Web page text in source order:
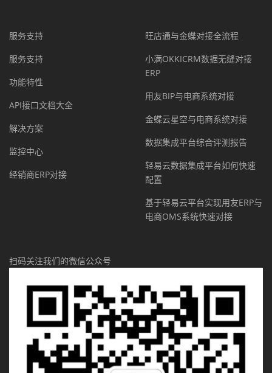
服务支持
服务支持
功能特性
API接口文档大全
解决方案
监控中心
经销商ERP对接
旺店通与金蝶对接全流程
小满OKKICRM数据无缝对接
ERP
用友BIP与电商系统对接
金蝶云星空与电商系统对接
数据集成平台综合评测报告
轻易云数据集成平台如何快速
配置
基于轻易云平台实现用友ERP与
电商OMS系统快速对接
扫码关注我们的微信公众号